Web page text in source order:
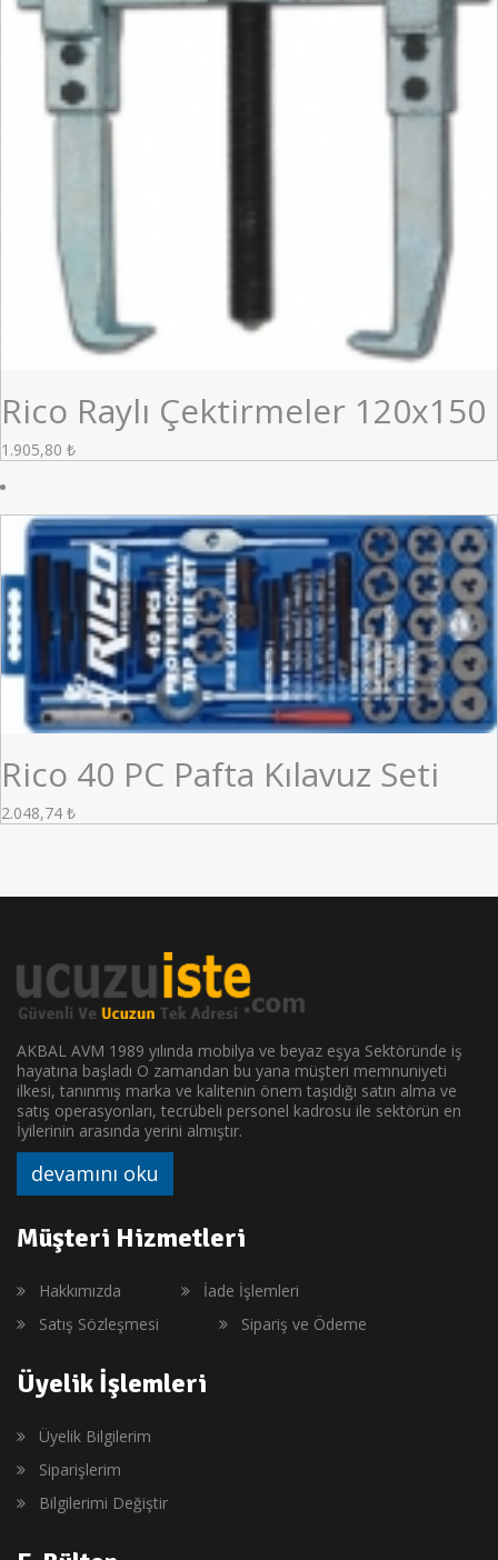
Rico Raylı Çektirmeler 120x150
1.905,80 ₺
Rico 40 PC Pafta Kılavuz Seti
2.048,74 ₺
AKBAL AVM 1989 yılında mobilya ve beyaz eşya Sektöründe iş
hayatına başladı O zamandan bu yana müşteri memnuniyeti
ilkesi, tanınmış marka ve kalitenin önem taşıdığı satın alma ve
satış operasyonları, tecrübeli personel kadrosu ile sektörün en
İyilerinin arasında yerini almıştır.
devamını oku
Müşteri Hizmetleri
Hakkımızda
İade İşlemleri
Satış Sözleşmesi
Sipariş ve Ödeme
Üyelik İşlemleri
Üyelik Bilgilerim
Siparişlerim
Bilgilerimi Değiştir